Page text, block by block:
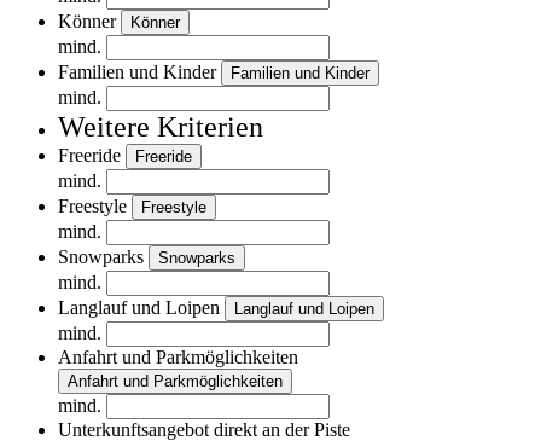
Könner
Könner
mind.
Familien und Kinder
Familien und Kinder
mind.
Weitere Kriterien
Freeride Freeride
mind.
Freestyle
Freestyle
mind.
Snowparks
Snowparks
mind.
Langlauf und Loipen
Langlauf und Loipen
mind.
Anfahrt und Parkmöglichkeiten
Anfahrt und Parkmöglichkeiten
mind.
Unterkunftsangebot direkt an der Piste